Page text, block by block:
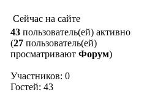
Сейчас на сайте
43 пользователь(ей) активно
(27 пользователь(ей)
просматривают Форум)
Участников: 0
Гостей: 43